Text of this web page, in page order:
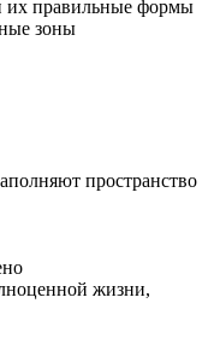
их правильные формы
зоны
пространство
жизни,